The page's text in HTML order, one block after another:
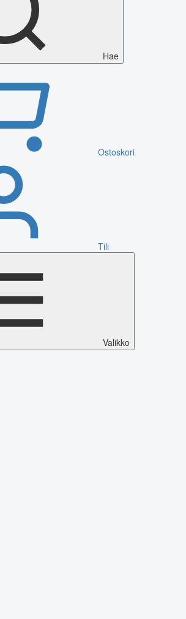
Hae
Ostoskori
Tili
Valikko